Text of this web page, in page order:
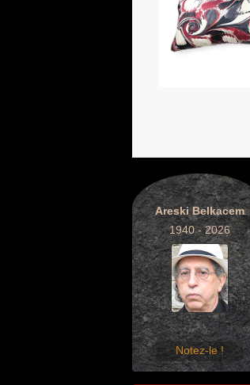
Areski Belkacem
1940 - 2026
Notez-le !